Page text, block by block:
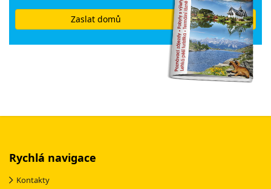
Zaslat domů
Rychlá navigace
Kontakty